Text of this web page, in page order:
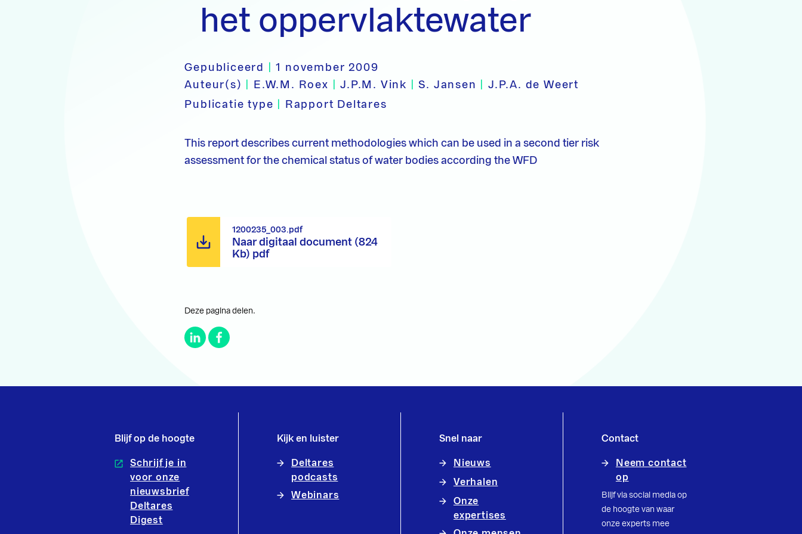
het oppervlaktewater
Gepubliceerd |1 november 2009
Auteur(s)
E.W.M. Roex |J.P.M. Vink |S. Jansen
J.P.A. de Weert
Publicatie type
Rapport Deltares
This report describes current methodologies which can be used in a second tier risk
assessment for the chemical status of water bodies according the WFD
Naar digitaal document (824
Kb) pdf
1200235_003.pdf
Deze pagina delen.
Blijf op de hoogte
Schrijf je in
voor onze
nieuwsbrief
Deltares
Digest
Kijk en luister
Deltares
podcasts
Webinars
Snel naar
Nieuws
Verhalen
Onze
expertises
Contact
Neem contact
op
Blijf via social media op
de hoogte van waar
onze experts mee